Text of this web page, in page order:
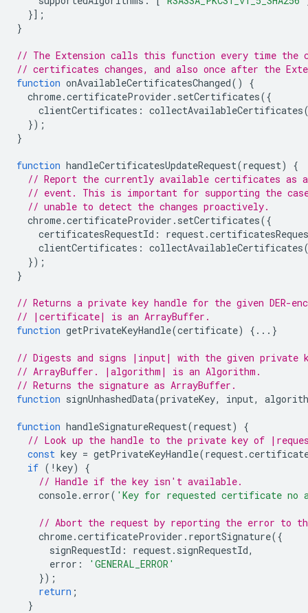
}];
}
// The Extension calls this function every time
// certificates changes, and also once after the
function onAvailableCertificatesChanged()
{
chrome.certificateProvider . setCertificates({
clientCertificates : collectAvailableCertificates
});
}
function handleCertificatesUpdateRequest(request)
{
// Report the currently available certificates as a
// event. This is important for supporting the
// unable to detect the changes proactively.
chrome.certificateProvider . setCertificates({
certificatesRequestId : request.
clientCertificates : collectAvailableCertificates
});
}
// Returns a private key handle for the given DER-
// |certificate| is an ArrayBuffer.
function getPrivateKeyHandle(certificate) {...}
// Digests and signs |input| with the given
// ArrayBuffer. |algorithm| is an Algorithm.
// Returns the signature as ArrayBuffer.
function signUnhashedData(privateKey, input,
function handleSignatureRequest(request)
{
// Look up the handle to the private key of
const key = getPrivateKeyHandle(request.
if ( ! key)
{
// Handle if the key isn't available.
console. error( 'Key for requested certificate no
// Abort the request by reporting the error to
chrome.certificateProvider . reportSignature({
signRequestId : request. signRequestId,
error :
'GENERAL_ERROR'
});
return ;
}